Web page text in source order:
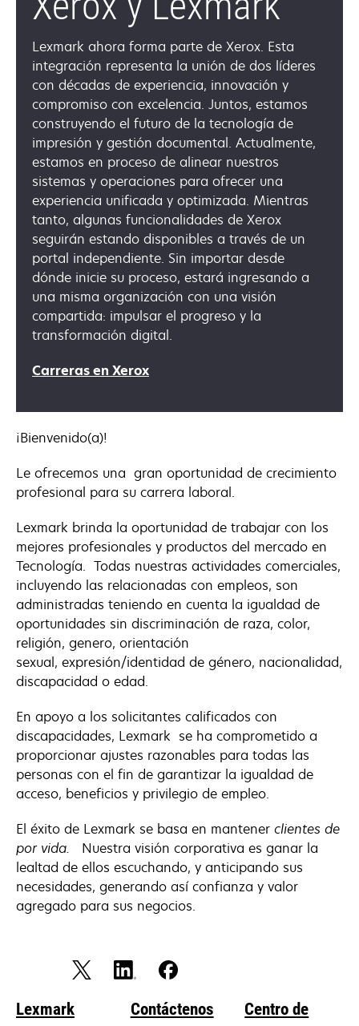
Lexmark ahora forma parte de Xerox. Esta
integración representa la unión de dos líderes
con décadas de experiencia, innovación y
compromiso con excelencia. Juntos, estamos
construyendo el futuro de la tecnología de
impresión y gestión documental. Actualmente,
estamos en proceso de alinear nuestros
sistemas y operaciones para ofrecer una
experiencia unificada y optimizada. Mientras
tanto, algunas funcionalidades de Xerox
seguirán estando disponibles a través de un
portal independiente. Sin importar desde
dónde inicie su proceso, estará ingresando a
una misma organización con una visión
compartida: impulsar el progreso y la
transformación digital.
Carreras en Xeroxse
en
¡Bienvenido(a)!
Le ofrecemos una gran oportunidad de crecimiento
profesional para su carrera laboral.
Lexmark brinda la oportunidad de trabajar con los
mejores profesionales y productos del mercado en
Tecnología. Todas nuestras actividades comerciales,
incluyendo las relacionadas con empleos, son
administradas teniendo en cuenta la igualdad de
oportunidades sin discriminación de raza, color,
religión, genero, orientación
sexual, expresión/identidad de género, nacionalidad,
discapacidad o edad.
En apoyo a los solicitantes calificados con
discapacidades, Lexmark se ha comprometido a
proporcionar ajustes razonables para todas las
personas con el fin de garantizar la igualdad de
acceso, beneficios y privilegio de empleo.
El éxito de Lexmark se basa en mantener clientes de
por vida. Nuestra visión corporativa es ganar la
lealtad de ellos escuchando, y anticipando sus
necesidades, generando así confianza y valor
agregado para sus negocios.
Lexmark Contáctenos
Centro de